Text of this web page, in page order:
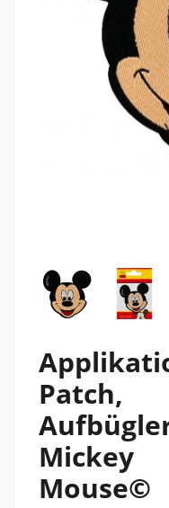
Patch,
Mickey
Mouse©